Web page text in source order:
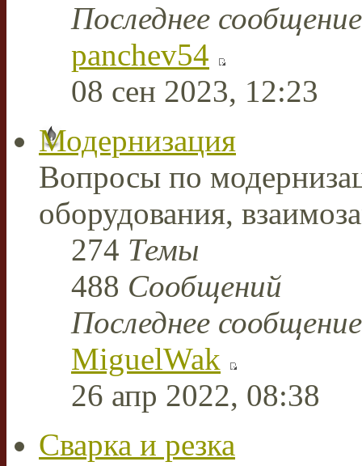
Последнее сообщение
panchev54
08 сен 2023, 12:23
Модернизация
Вопросы по
оборудования,
274 Темы
488 Сообщений
Последнее сообщение
MiguelWak
26 апр 2022, 08:38
Сварка и резка